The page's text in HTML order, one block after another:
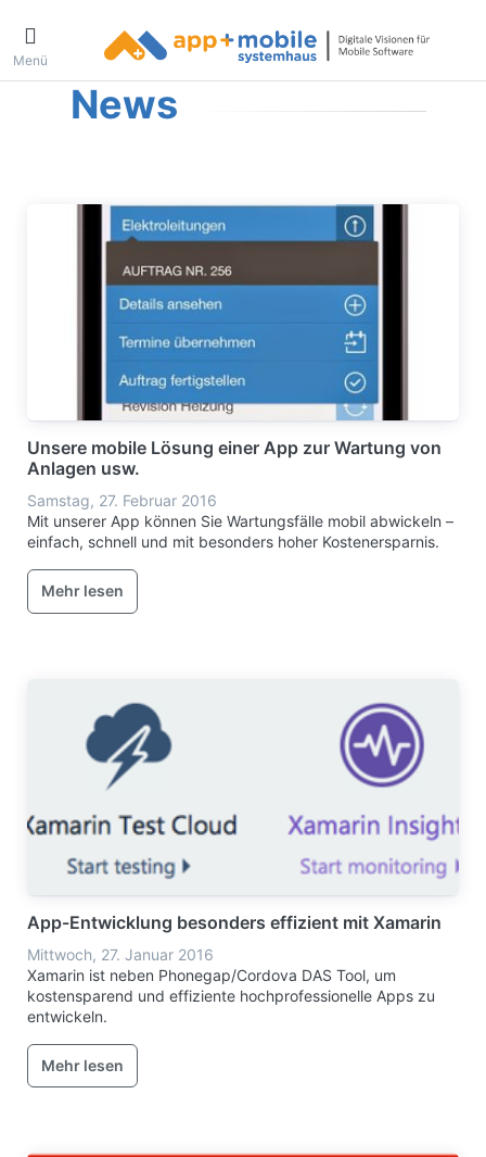
Menü
News
Unsere mobile Lösung einer App zur Wartung von
Anlagen usw.
Samstag, 27. Februar 2016
Mit unserer App können Sie Wartungsfälle mobil abwickeln –
einfach, schnell und mit besonders hoher Kostenersparnis.
Mehr lesen
App-Entwicklung besonders effizient mit Xamarin
Mittwoch, 27. Januar 2016
Xamarin ist neben Phonegap/Cordova DAS Tool, um
kostensparend und effiziente hochprofessionelle Apps zu
entwickeln.
Mehr lesen